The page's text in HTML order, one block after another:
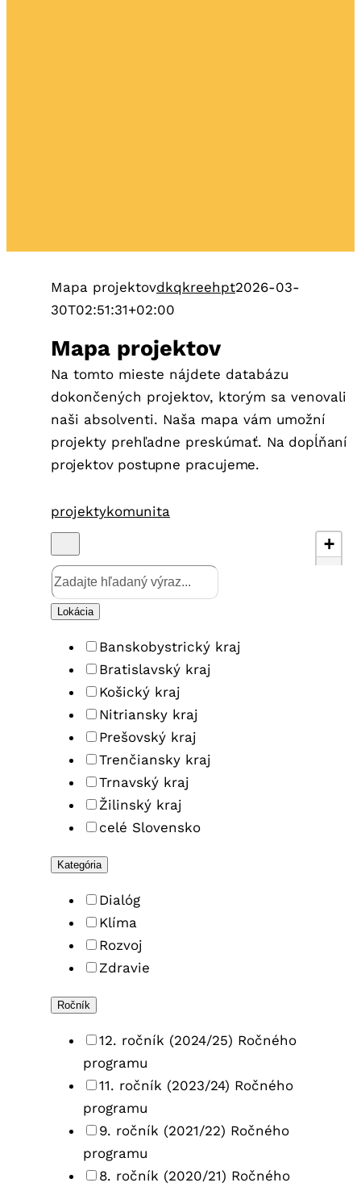
Mapa projektovdkqkreehpt2026-03-
30T02:51:31+02:00
Mapa projektov
Na tomto mieste nájdete databázu
dokončených projektov, ktorým sa venovali
naši absolventi. Naša mapa vám umožní
projekty prehľadne preskúmať. Na dopĺňaní
projektov postupne pracujeme.
projektykomunita
+
Lokácia
Banskobystrický kraj
Bratislavský kraj
Košický kraj
Nitriansky kraj
Prešovský kraj
Trenčiansky kraj
Trnavský kraj
Žilinský kraj
celé Slovensko
Kategória
Dialóg
Klíma
Rozvoj
Zdravie
Ročník
12. ročník (2024/25) Ročného
programu
11. ročník (2023/24) Ročného
programu
9. ročník (2021/22) Ročného
programu
8. ročník (2020/21) Ročného